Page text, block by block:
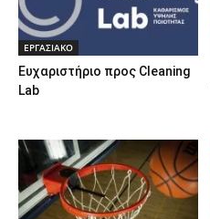
ΕΡΓΑΣΙΑΚΟ
Ευχαριστήριο προς Cleaning
Lab